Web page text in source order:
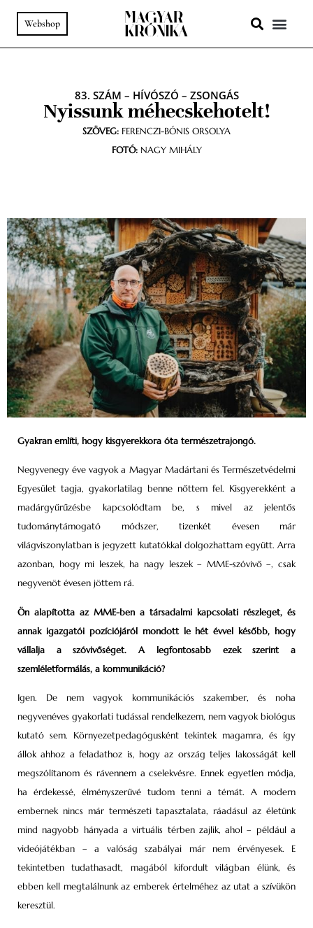
Webshop
83. SZÁM – HÍVÓSZÓ – ZSONGÁS
Nyissunk méhecskehotelt!
SZÖVEG: FERENCZI-BÓNIS ORSOLYA
FOTÓ:NAGY MIHÁLY
Gyakran említi, hogy kisgyerekkora óta természetrajongó.
Negyvenegy éve vagyok a Magyar Madártani és Természetvédelmi
Egyesület tagja, gyakorlatilag benne nőttem fel. Kisgyerekként a
madárgyűrűzésbe kapcsolódtam be, s mivel az jelentős
tudománytámogató módszer, tizenkét évesen már
világviszonylatban is jegyzett kutatókkal dolgozhattam együtt. Arra
azonban, hogy mi leszek, ha nagy leszek – MME-szóvivő –, csak
negyvenöt évesen jöttem rá.
Ön alapította az MME-ben a társadalmi kapcsolati részleget, és
annak igazgatói pozíciójáról mondott le hét évvel később, hogy
vállalja a szóvivőséget. A legfontosabb ezek szerint a
szemléletformálás, a kommunikáció?
Igen. De nem vagyok kommunikációs szakember, és noha
negyvenéves gyakorlati tudással rendelkezem, nem vagyok biológus
kutató sem. Környezetpedagógusként tekintek magamra, és így
állok ahhoz a feladathoz is, hogy az ország teljes lakosságát kell
megszólítanom és rávennem a cselekvésre. Ennek egyetlen módja,
ha érdekessé, élményszerűvé tudom tenni a témát. A modern
embernek nincs már természeti tapasztalata, ráadásul az életünk
mind nagyobb hányada a virtuális térben zajlik, ahol – például a
videójátékban – a valóság szabályai már nem érvényesek. E
tekintetben tudathasadt, magából kifordult világban élünk, és
ebben kell megtalálnunk az emberek értelméhez az utat a szívükön
keresztül.